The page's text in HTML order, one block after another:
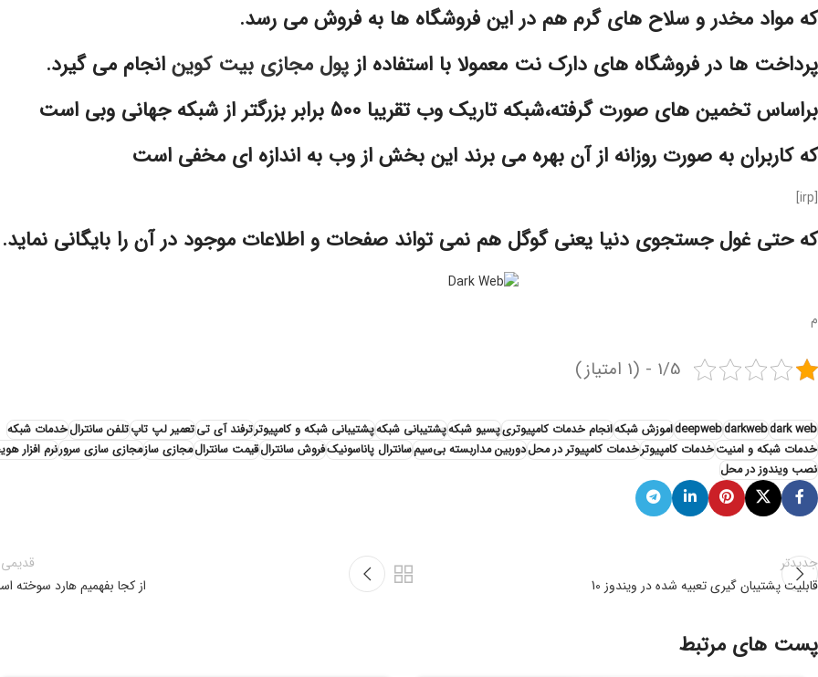
که مواد مخدر و سلاح های گرم هم در این فروشگاه ها به فروش می رسد.
پرداخت ها در فروشگاه های دارک نت معمولا با استفاده از پول مجازی بیت کوین انجام می گیرد.
براساس تخمین های صورت گرفته،شبکه تاریک وب تقریبا 500 برابر بزرگتر از شبکه جهانی وبی است
که کاربران به صورت روزانه از آن بهره می برند این بخش از وب به اندازه ای مخفی است
[irp]
که حتی غول جستجوی دنیا یعنی گوگل هم نمی تواند صفحات و اطلاعات موجود در آن را بایگانی نماید.
م
1/5 - (1 امتیاز)
dark web
darkweb
deepwebاموزش شبکهانجام خدمات کامپیوتریپسیو شبکهپشتیبانی شبکهپشتیبانی شبکه و کامپیوترترفند آی تیتعمیر لپ تاپتلفن سانترالخدمات شبکه
خدمات شبکه و امنیتخدمات کامپیوترخدمات کامپیوتر در محلدوربین مداربسته بی‌سیمسانترال پاناسونیکفروش سانترالقیمت سانترالمجازی سازمجازی سازی سرورنرم افزار
نصب ویندوز در محل
جدیدتر
قابلیت پشتیبان گیری تعبیه شده در ویندوز 10
از کجا بفهمیم هارد سوخته
پست های مرتبط